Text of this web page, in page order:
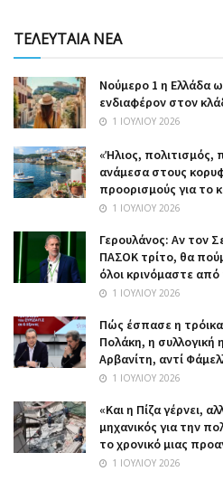
ΤΕΛΕΥΤΑΙΑ ΝΕΑ
Nούμερο 1 η Ελλάδα
ενδιαφέρον στον
1 ΙΟΥΛΊΟΥ 2026
«Ήλιος, πολιτισμός,
ανάμεσα στους
προορισμούς για το
1 ΙΟΥΛΊΟΥ 2026
Γερουλάνος: Αν τον
ΠΑΣΟΚ τρίτο, θα
όλοι κρινόμαστε
1 ΙΟΥΛΊΟΥ 2026
Πώς έσπασε η
Πολάκη, η συλλογική
Αρβανίτη, αντί
1 ΙΟΥΛΊΟΥ 2026
«Και η Πίζα γέρνει,
μηχανικός για την
το χρονικό μιας
1 ΙΟΥΛΊΟΥ 2026